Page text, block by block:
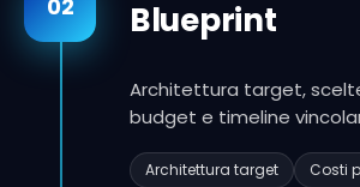
02 Blueprint
Architettura target,
budget e timeline
Architettura target
Costi